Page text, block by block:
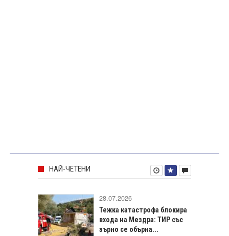
НАЙ-ЧЕТЕНИ
28.07.2026
Тежка катастрофа блокира
входа на Мездра: ТИР със
зърно се обърна...